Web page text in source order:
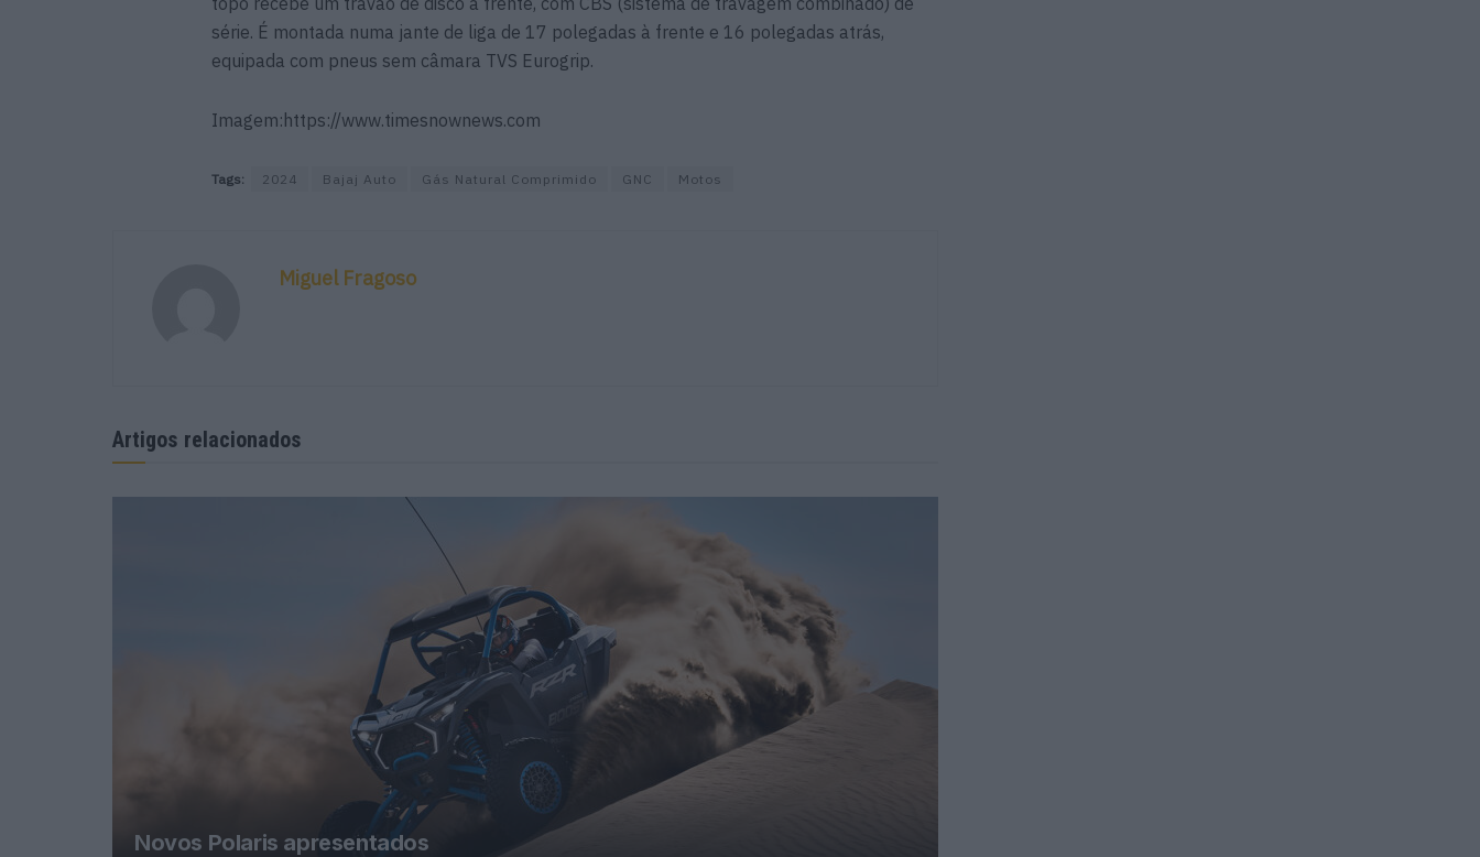
série. É montada numa jante de liga de 17 polegadas à frente e 16 polegadas atrás,
equipada com pneus sem câmara TVS Eurogrip.
Imagem:https://www.timesnownews.com
Tags: 2024 Bajaj Auto Gás Natural Comprimido GNC Motos
Miguel Fragoso
Artigos relacionados
Novos Polaris apresentados